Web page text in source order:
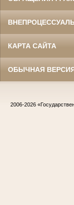
КАРТА САЙТА
ОБЫЧНАЯ
2006-2026